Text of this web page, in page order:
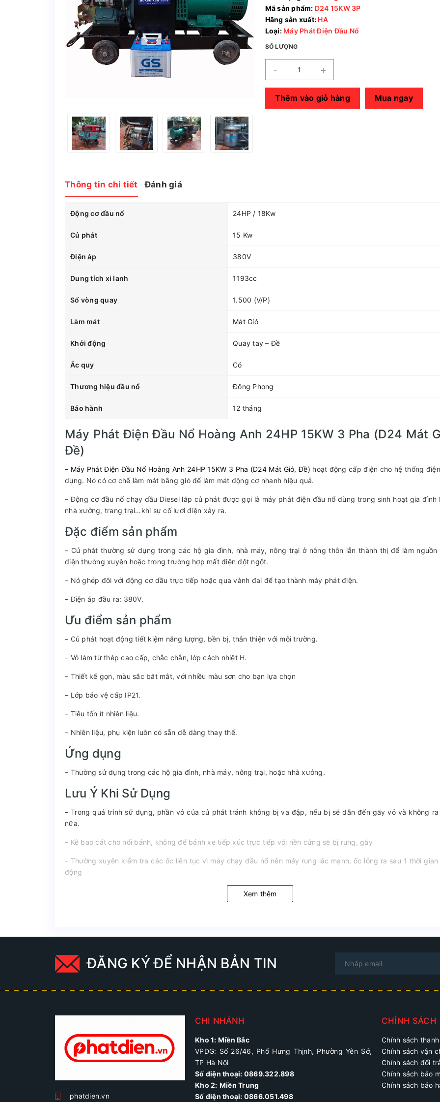
Mã sản phẩm: D24 15KW 3P
Hãng sản xuất: HA
Loại:Máy Phát Điện Đầu Nổ
SỐ LƯỢNG
- +
Thêm vào giỏ hàng Mua ngay
Thông tin chi tiết Đánh giá
Động cơ đầu nổ 24HP / 18Kw
Củ phát 15 Kw
Điện áp 380V
Dung tích xi lanh 1193cc
Số vòng quay 1.500 (V/P)
Làm mát Mát Gió
Khởi động Quay tay – Đề
Ắc quy Có
Thương hiệu đầu nổ Đông Phong
Bảo hành 12 tháng
Máy Phát Điện Đầu Nổ Hoàng Anh 24HP 15KW 3 Pha (D24 Mát
Đề)
– Máy Phát Điện Đầu Nổ Hoàng Anh 24HP 15KW 3 Pha (D24 Mát Gió, Đề) hoạt động cấp điện cho hệ thống
dụng. Nó có cơ chế làm mát bằng gió để làm mát động cơ nhanh hiệu quả.
– Động cơ đầu nổ chạy dầu Diesel lắp củ phát được gọi là máy phát điện đầu nổ dùng trong sinh hoạt gia đình
nhà xưởng, trang trại…khi sự cố lưới điện xảy ra.
Đặc điểm sản phẩm
– Củ phát thường sử dụng trong các hộ gia đình, nhà máy, nông trại ở nông thôn lẫn thành thị để làm nguồn
điện thường xuyên hoặc trong trường hợp mất điện đột ngột.
– Nó ghép đôi với động cơ dầu trực tiếp hoặc qua vành đai để tạo thành máy phát điện.
– Điện áp đầu ra: 380V.
Ưu điểm sản phẩm
– Củ phát hoạt động tiết kiệm năng lượng, bền bị, thân thiện với môi trường.
– Vỏ làm từ thép cao cấp, chắc chắn, lớp cách nhiệt H.
– Thiết kế gọn, màu sắc bắt mắt, với nhiều màu sơn cho bạn lựa chọn
– Lớp bảo vệ cấp IP21.
– Tiêu tốn ít nhiên liệu.
– Nhiên liệu, phụ kiện luôn có sẵn dễ dàng thay thế.
Ứng dụng
– Thường sử dụng trong các hộ gia đình, nhà máy, nông trại, hoặc nhà xưởng.
Lưu Ý Khi Sử Dụng
– Trong quá trình sử dụng, phần vỏ của củ phát tránh không bị va đập, nếu bị sẽ dẫn đến gãy vỏ và không ra
nữa.
– Kê bao cát cho nổi bánh, không để bánh xe tiếp xúc trực tiếp với nền cứng sẽ bị rung, gãy
– Thường xuyên kiểm tra các ốc liên tục vì máy chạy đầu nổ nên máy rung lắc mạnh, ốc lỏng ra sau 1 thời gian
động
Xem thêm
ĐĂNG KÝ ĐỂ NHẬN BẢN TIN
phatdien.vn
CHI NHÁNH
Kho 1: Miền Bắc
VPDG: Số 26/46, Phố Hưng Thịnh, Phường Yên Sở,
TP Hà Nội
Số điện thoại: 0869.322.898
Kho 2: Miền Trung
Số điện thoại: 0866.051.498
CHÍNH SÁCH
Chính sách
Chính sách vận
Chính sách đổi
Chính sách bảo
Chính sách bảo